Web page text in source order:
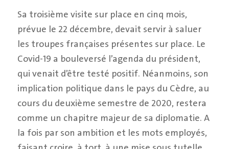
Sa troisième visite sur place en cinq mois,
prévue le 22 décembre, devait servir à saluer
les troupes françaises présentes sur place. Le
Covid-19 a bouleversé l’agenda du président,
qui venait d’être testé positif. Néanmoins, son
implication politique dans le pays du Cèdre, au
cours du deuxième semestre de 2020, restera
comme un chapitre majeur de sa diplomatie. A
la fois par son ambition et les mots employés,